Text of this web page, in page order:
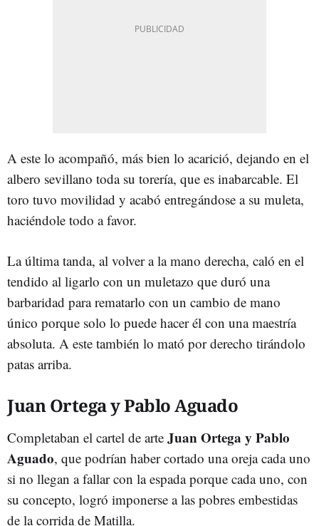
A este lo acompañó, más bien lo acarició, dejando en el
albero sevillano toda su torería, que es inabarcable. El
toro tuvo movilidad y acabó entregándose a su muleta,
haciéndole todo a favor.
La última tanda, al volver a la mano derecha, caló en el
tendido al ligarlo con un muletazo que duró una
barbaridad para rematarlo con un cambio de mano
único porque solo lo puede hacer él con una maestría
absoluta. A este también lo mató por derecho tirándolo
patas arriba.
Juan Ortega y Pablo Aguado
Completaban el cartel de arte Juan Ortega y Pablo
Aguado, que podrían haber cortado una oreja cada uno
si no llegan a fallar con la espada porque cada uno, con
su concepto, logró imponerse a las pobres embestidas
de la corrida de Matilla.